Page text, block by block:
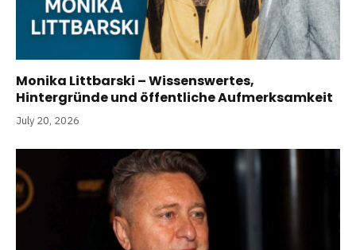
Monika Littbarski – Wissenswertes,
Hintergründe und öffentliche Aufmerksamkeit
July 20, 2026